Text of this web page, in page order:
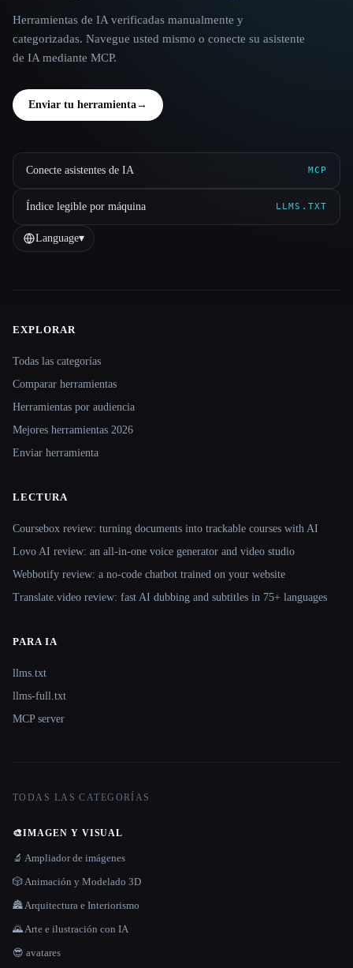
Herramientas de IA verificadas manualmente y
categorizadas. Navegue usted mismo o conecte su asistente
de IA mediante MCP.
Enviar tu herramienta→
Conecte asistentes de IA MCP
Índice legible por máquina LLMS.TXT
Language▾
Site navigation
EXPLORAR
Todas las categorías
Comparar herramientas
Herramientas por audiencia
Mejores herramientas 2026
Enviar herramienta
LECTURA
Coursebox review: turning documents into trackable courses with AI
Lovo AI review: an all-in-one voice generator and video studio
Webbotify review: a no-code chatbot trained on your website
Translate.video review: fast AI dubbing and subtitles in 75+ languages
PARA IA
llms.txt
llms-full.txt
MCP server
TODAS LAS CATEGORÍAS
🎨IMAGEN Y VISUAL
🔬 Ampliador de imágenes
🎲 Animación y Modelado 3D
🏯 Arquitectura e Interiorismo
🌄 Arte e ilustración con IA
😎 avatares